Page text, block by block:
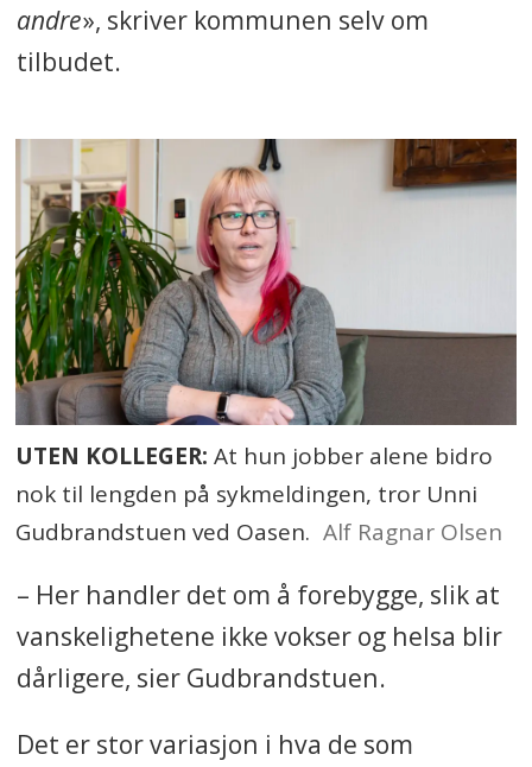
andre», skriver kommunen selv om
tilbudet.
UTEN KOLLEGER:At hun jobber alene bidro
nok til lengden på sykmeldingen, tror Unni
Gudbrandstuen ved Oasen. Alf Ragnar Olsen
– Her handler det om å forebygge, slik at
vanskelighetene ikke vokser og helsa blir
dårligere, sier Gudbrandstuen.
Det er stor variasjon i hva de som